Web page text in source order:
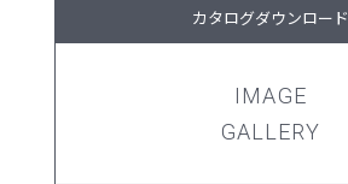
カタログダウンロード
IMAGE
GALLERY